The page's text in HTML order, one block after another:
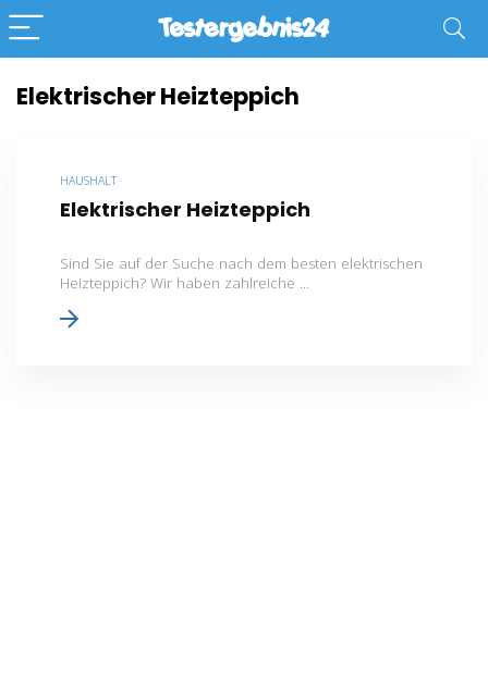
Elektrischer Heizteppich
HAUSHALT
Elektrischer Heizteppich
Sind Sie auf der Suche nach dem besten elektrischen
Heizteppich? Wir haben zahlreiche ...